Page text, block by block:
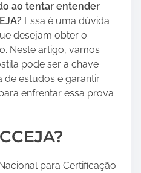
ao tentar entender
Essa é uma dúvida
desejam obter o
Neste artigo, vamos
pode ser a chave
de estudos e garantir
enfrentar essa prova
para Certificação